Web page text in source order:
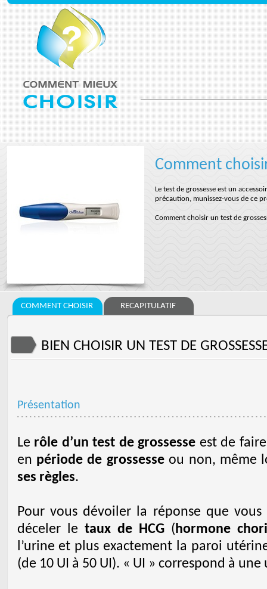
Comment
Le test de grossesse est un
précaution, munissez-vous de ce
Comment choisir un test de
COMMENT CHOISIR RECAPITULATIF
BIEN CHOISIR UN TEST DE
Présentation
Le rôle d’un test de grossesse est de
en période de grossesseou non, même
ses règles.
Pour vous dévoiler la réponse que
déceler le taux de HCG(hormone
l’urine et plus exactement la paroi
(de 10 UI à 50 UI). « UI » correspond à